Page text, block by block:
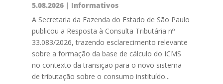
5.08.2026| Informativos
A Secretaria da Fazenda do Estado de São Paulo
publicou a Resposta à Consulta Tributária nº
33.083/2026, trazendo esclarecimento relevante
sobre a formação da base de cálculo do ICMS
no contexto da transição para o novo sistema
de tributação sobre o consumo instituído...